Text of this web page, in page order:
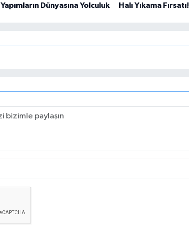
Yapımların Dünyasına Yolculuk
Halı Yıkama Fırsatı!